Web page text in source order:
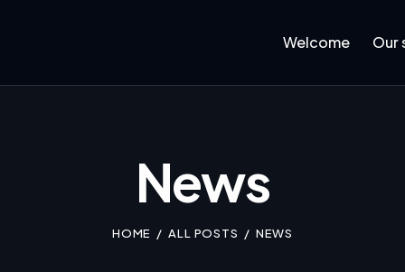
Welcome Our
News
HOME ALL POSTS NEWS